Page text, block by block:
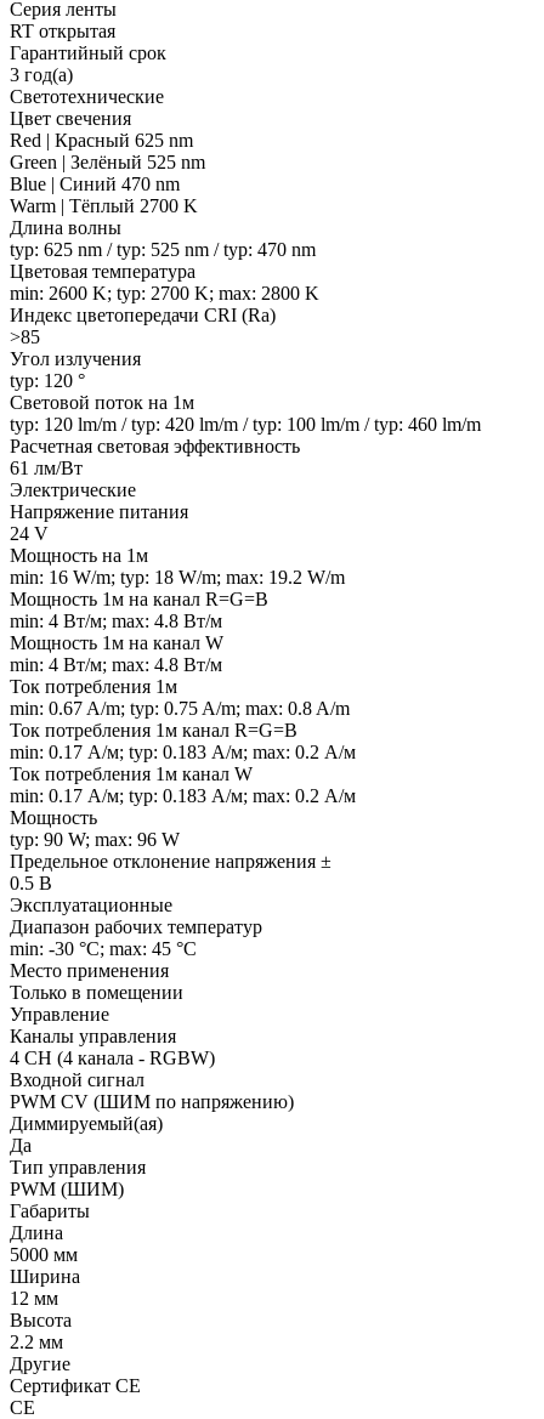
Серия ленты
RT открытая
Гарантийный срок
3 год(а)
Светотехнические
Цвет свечения
Red | Красный 625 nm
Green | Зелёный 525 nm
Blue | Синий 470 nm
Warm | Тёплый 2700 K
Длина волны
typ: 625 nm / typ: 525 nm / typ: 470 nm
Цветовая температура
min: 2600 K; typ: 2700 K; max: 2800 K
Индекс цветопередачи CRI (Ra)
>85
Угол излучения
typ: 120 °
Световой поток на 1м
typ: 120 lm/m / typ: 420 lm/m / typ: 100 lm/m / typ: 460 lm/m
Расчетная световая эффективность
61 лм/Вт
Электрические
Напряжение питания
24 V
Мощность на 1м
min: 16 W/m; typ: 18 W/m; max: 19.2 W/m
Мощность 1м на канал R=G=B
min: 4 Вт/м; max: 4.8 Вт/м
Мощность 1м на канал W
min: 4 Вт/м; max: 4.8 Вт/м
Ток потребления 1м
min: 0.67 A/m; typ: 0.75 A/m; max: 0.8 A/m
Ток потребления 1м канал R=G=B
min: 0.17 А/м; typ: 0.183 А/м; max: 0.2 А/м
Ток потребления 1м канал W
min: 0.17 А/м; typ: 0.183 А/м; max: 0.2 А/м
Мощность
typ: 90 W; max: 96 W
Предельное отклонение напряжения ±
0.5 В
Эксплуатационные
Диапазон рабочих температур
min: -30 °C; max: 45 °C
Место применения
Только в помещении
Управление
Каналы управления
4 CH (4 канала - RGBW)
Входной сигнал
PWM СV (ШИМ по напряжению)
Диммируемый(ая)
Да
Тип управления
PWM (ШИМ)
Габариты
Длина
5000 мм
Ширина
12 мм
Высота
2.2 мм
Другие
Сертификат CE
CE